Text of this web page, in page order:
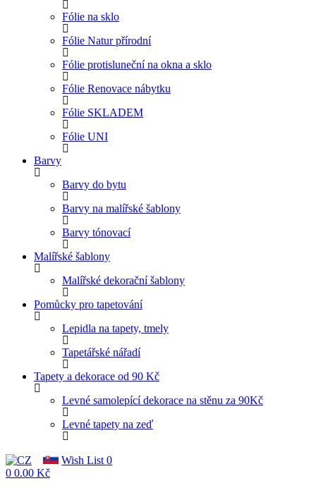
Fólie na sklo
Fólie Natur přírodní
Fólie protisluneční na okna a sklo
Fólie Renovace nábytku
Fólie SKLADEM
Fólie UNI
Barvy
Barvy do bytu
Barvy na malířské šablony
Barvy tónovací
Malířské šablony
Malířské dekorační šablony
Pomůcky pro tapetování
Lepidla na tapety, tmely
Tapetářské nářadí
Tapety a dekorace od 90 Kč
Levné samolepící dekorace na stěnu za 90Kč
Levné tapety na zeď
Wish List 0
0 0.00 Kč